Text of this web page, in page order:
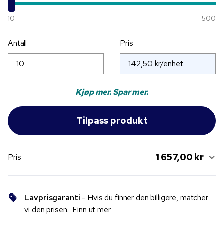
10 500
Antall Pris
Kjøp mer. Spar mer.
Pris 1 657,00 kr
Lavprisgaranti - Hvis du finner den billigere, matcher
vi den prisen. Finn ut mer